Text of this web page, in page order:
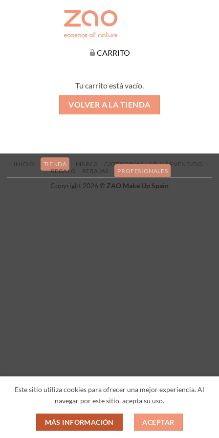
CARRITO
Tu carrito está vacío.
VOLVER A LA TIENDA
INICIO TIENDA MARCA CATEGORÍAS
LO MÁS VENDIDO
REGALO
REBAJAS PROFESIONALES
Copyright 2026 © ZAO Make Up Spain
Este sitio utiliza cookies para ofrecer una mejor experiencia. Al
navegar por este sitio, acepta su uso.
MÁS INFORMACIÓN ACEPTAR